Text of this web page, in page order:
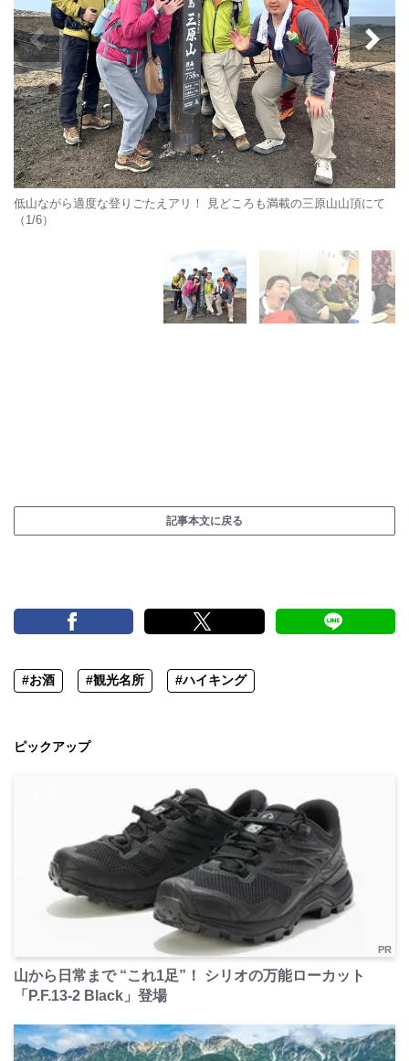
低山ながら適度な登りごたえアリ！ 見どころも満載の三原山山頂にて
（1/6）
記事本文に戻る
#お酒 #観光名所 #ハイキング
ピックアップ
PR
山から日常まで “これ1足”！ シリオの万能ローカット
「P.F.13-2 Black」登場